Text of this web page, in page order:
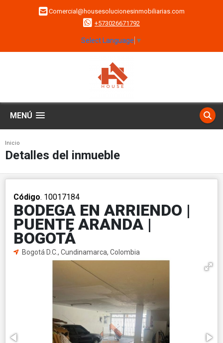
Comercial@housesolucionesinmobiliarias.com
+573026671792
Select Language ▼
MENÚ
Inicio
Detalles del inmueble
Código. 10017184
BODEGA EN ARRIENDO |
PUENTE ARANDA |
BOGOTÁ
Bogotá D.C., Cundinamarca, Colombia